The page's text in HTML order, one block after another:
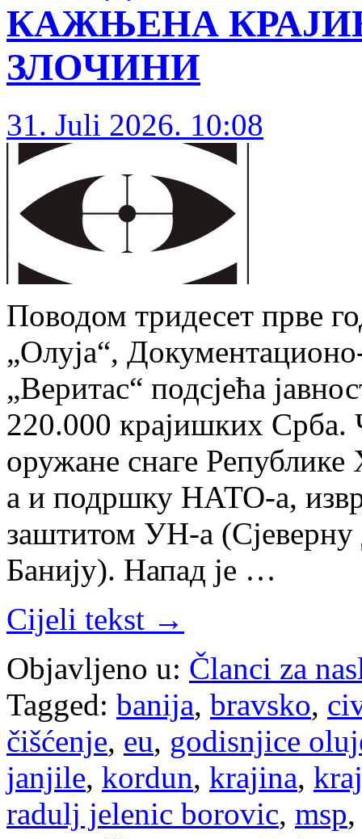
КАЖЊЕНА
ЗЛОЧИНИ
31. Juli 2026. 10:08
Поводом тридесет прве
„Олуја“,
„Веритас“ подсјећа
220.000 крајишких Срба.
оружане снаге
а и подршку НАТО-а,
заштитом УН-а
Банију). Напад је …
Cijeli tekst →
Objavljeno u: Članci za
Tagged: banija, bravsko,
čišćenje, eu, godisnjice
janjile, kordun, krajina,
radulj jelenic borovic, msp